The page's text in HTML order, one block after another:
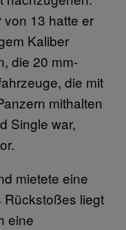
von 13 hatte er
Kaliber
die 20 mm-
die mit
mithalten
Single war,
mietete eine
Rückstoßes liegt
eine